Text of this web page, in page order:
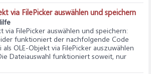
via FilePicker auswählen und speichern
via FilePicker auswählen und speichern:
funktioniert der nachfolgende Code
OLE-Objekt via FilePicker auszuwählen
Dateiauswahl funktioniert soweit, nur